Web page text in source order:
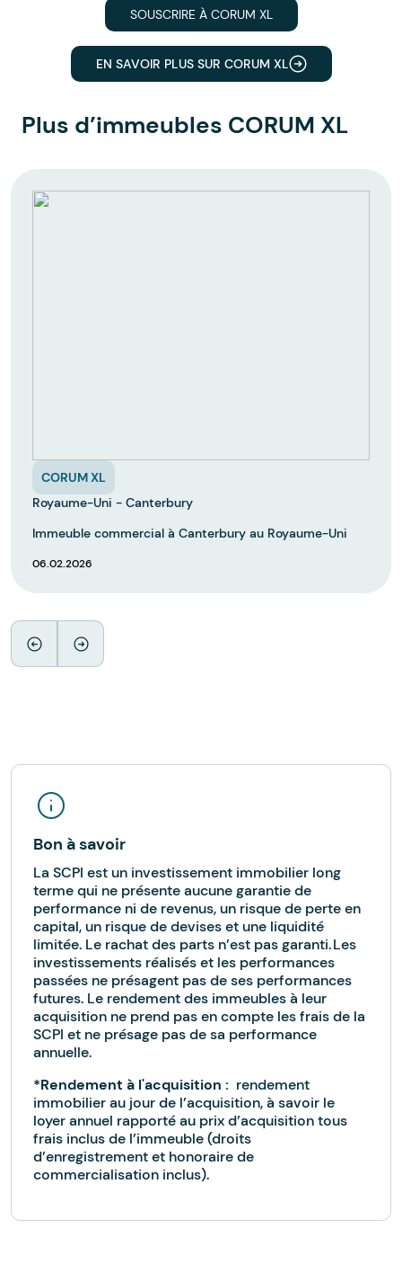
SOUSCRIRE À CORUM XL
EN SAVOIR PLUS SUR CORUM XL
Plus d’immeubles CORUM XL
CORUM XL
Royaume-Uni - Canterbury
Immeuble commercial à Canterbury au Royaume-Uni
06.02.2026
Bon à savoir
La SCPI est un investissement immobilier long
terme qui ne présente aucune garantie de
performance ni de revenus, un risque de perte en
capital, un risque de devises et une liquidité
limitée. Le rachat des parts n’est pas garanti. Les
investissements réalisés et les performances
passées ne présagent pas de ses performances
futures. Le rendement des immeubles à leur
acquisition ne prend pas en compte les frais de la
SCPI et ne présage pas de sa performance
annuelle.
*Rendement à l'acquisition : rendement
immobilier au jour de l’acquisition, à savoir le
loyer annuel rapporté au prix d’acquisition tous
frais inclus de l’immeuble (droits
d’enregistrement et honoraire de
commercialisation inclus).